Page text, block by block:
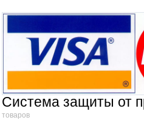
Система защиты от
товаров